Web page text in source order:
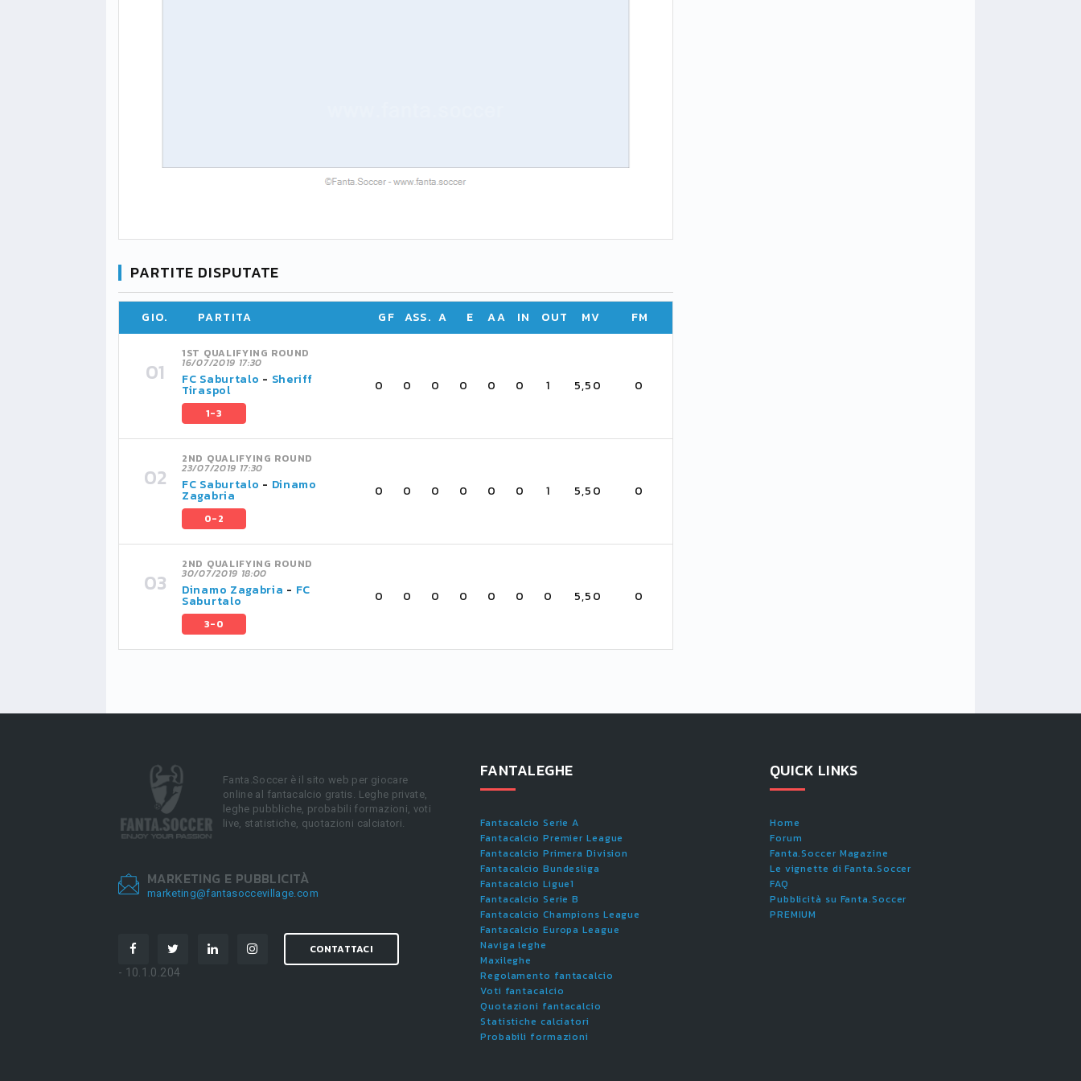
PARTITE DISPUTATE
GIO. PARTITA GF ASS. A E AA IN OUT MV FM
1ST QUALIFYING ROUND
16/07/2019 17:30
FC Saburtalo - Sheriff
Tiraspol
1-3
0 0 0 0 0 0 1 5,50 0
2ND QUALIFYING ROUND
23/07/2019 17:30
FC Saburtalo - Dinamo
Zagabria
0-2
0 0 0 0 0 0 1 5,50 0
2ND QUALIFYING ROUND
30/07/2019 18:00
Dinamo Zagabria - FC
Saburtalo
3-0
0 0 0 0 0 0 0 5,50 0
Fanta.Soccer è il sito web per giocare
online al fantacalcio gratis. Leghe private,
leghe pubbliche, probabili formazioni, voti
live, statistiche, quotazioni calciatori.
MARKETING E PUBBLICITÀ
marketing@fantasoccevillage.com
CONTATTACI
- 10.1.0.204
FANTALEGHE
Fantacalcio Serie A
Fantacalcio Premier League
Fantacalcio Primera Division
Fantacalcio Bundesliga
Fantacalcio Ligue1
Fantacalcio Serie B
Fantacalcio Champions League
Fantacalcio Europa League
Naviga leghe
Maxileghe
Regolamento fantacalcio
Voti fantacalcio
Quotazioni fantacalcio
Statistiche calciatori
Probabili formazioni
QUICK LINKS
Home
Forum
Fanta.Soccer Magazine
Le vignette di Fanta.Soccer
FAQ
Pubblicità su Fanta.Soccer
PREMIUM